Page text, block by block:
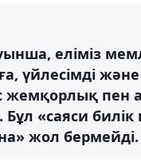
еліміз
үйлесімді
жемқорлық пен
Бұл «саяси
жол бермейді.